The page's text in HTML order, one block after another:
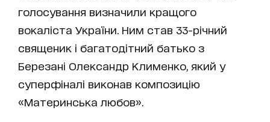
голосування визначили кращого
вокаліста України. Ним став 33-річний
священик і багатодітний батько з
Березані Олександр Клименко, який у
суперфіналі виконав композицію
«Материнська любов».